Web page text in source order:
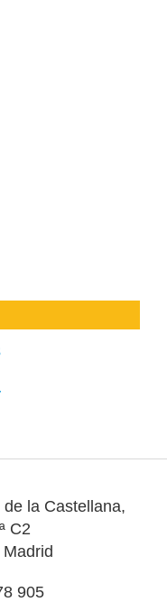
de la Castellana,
C2
905